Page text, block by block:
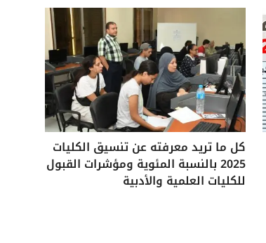
كل ما تريد معرفته عن تنسيق الكليات
2025 بالنسبة المئوية ومؤشرات القبول
للكليات العلمية والأدبية